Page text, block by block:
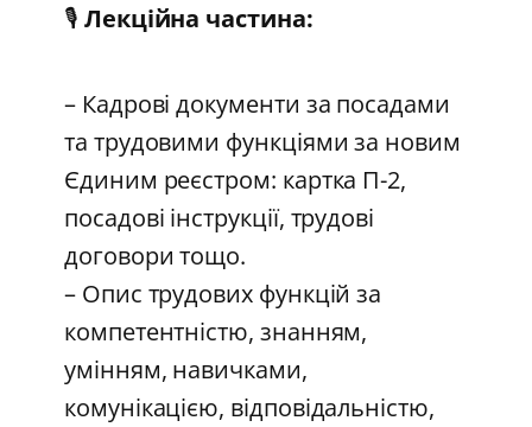
🎙️ Лекційна частина:
– Кадрові документи за посадами
та трудовими функціями за новим
Єдиним реєстром: картка П-2,
посадові інструкції, трудові
договори тощо.
– Опис трудових функцій за
компетентністю, знанням,
умінням, навичками,
комунікацією, відповідальністю,